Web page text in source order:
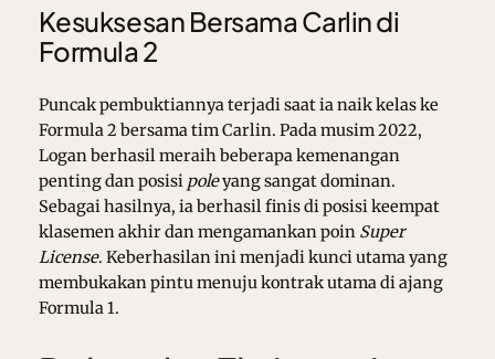
Kesuksesan Bersama Carlin di
Formula 2
Puncak pembuktiannya terjadi saat ia naik kelas ke
Formula 2 bersama tim Carlin. Pada musim 2022,
Logan berhasil meraih beberapa kemenangan
penting dan posisi poleyang sangat dominan.
Sebagai hasilnya, ia berhasil finis di posisi keempat
klasemen akhir dan mengamankan poin Super
License. Keberhasilan ini menjadi kunci utama yang
membukakan pintu menuju kontrak utama di ajang
Formula 1.